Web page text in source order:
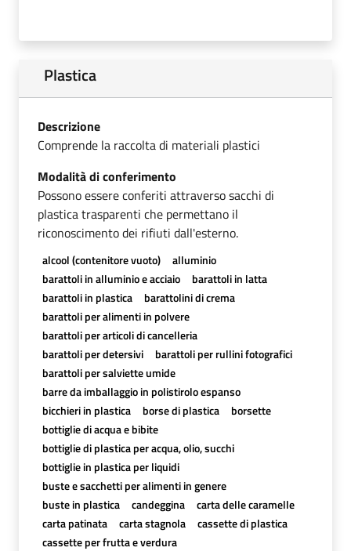
Plastica
Descrizione
Comprende la raccolta di materiali plastici
Modalità di conferimento
Possono essere conferiti attraverso sacchi di
plastica trasparenti che permettano il
riconoscimento dei rifiuti dall'esterno.
alcool (contenitore vuoto)
alluminio
barattoli in alluminio e acciaio
barattoli in latta
barattoli in plastica
barattolini di crema
barattoli per alimenti in polvere
barattoli per articoli di cancelleria
barattoli per detersivi
barattoli per rullini fotografici
barattoli per salviette umide
barre da imballaggio in polistirolo espanso
bicchieri in plastica
borse di plastica
borsette
bottiglie di acqua e bibite
bottiglie di plastica per acqua, olio, succhi
bottiglie in plastica per liquidi
buste e sacchetti per alimenti in genere
buste in plastica
candeggina
carta delle caramelle
carta patinata
carta stagnola
cassette di plastica
cassette per frutta e verdura